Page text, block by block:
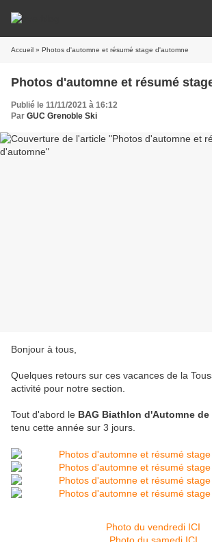
Accueil » Photos d'automne et résumé stage d'automne
Photos d'automne et résumé
Publié le 11/11/2021 à 16:12
Par GUC Grenoble Ski
Bonjour à tous,
Quelques retours sur ces vacances de la
activité pour notre section.
Tout d'abord le BAG Biathlon d'Automne de
tenu cette année sur 3 jours.
Photo du vendredi ICI